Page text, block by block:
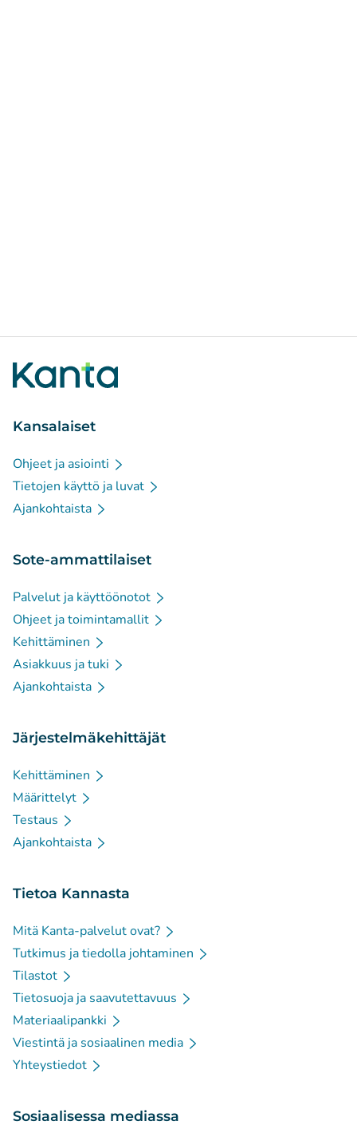
Kansalaiset
Ohjeet ja asiointi
Tietojen käyttö ja luvat
Ajankohtaista
Sote-ammattilaiset
Palvelut ja käyttöönotot
Ohjeet ja toimintamallit
Kehittäminen
Asiakkuus ja tuki
Ajankohtaista
Järjestelmäkehittäjät
Kehittäminen
Määrittelyt
Testaus
Ajankohtaista
Tietoa Kannasta
Mitä Kanta-palvelut ovat?
Tutkimus ja tiedolla johtaminen
Tilastot
Tietosuoja ja saavutettavuus
Materiaalipankki
Viestintä ja sosiaalinen media
Yhteystiedot
Sosiaalisessa mediassa